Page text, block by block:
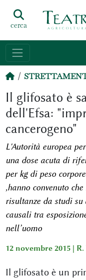
cerca
Il glifosato è
dell'Efsa:
cancerogeno"
L'Autorità europea
una dose acuta di
per kg di peso
,hanno convenuto
risultanze da studi
causali tra
nell’uomo
12 novembre 2015 | R.
Il glifosato è un